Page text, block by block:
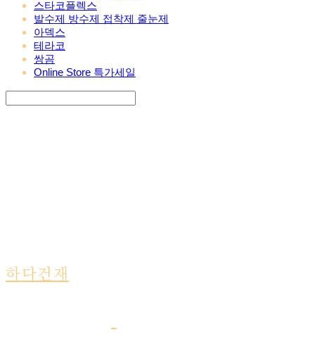
스타코플렉스
발수제 방수제 접착제 줄눈제
아덱스
테라코
쌍곰
Online Store 특가세일
하다건재